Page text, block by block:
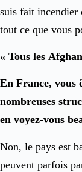
suis fait incendier
tout ce que vous
« Tous les
En France, vous
nombreuses
en voyez-vous
Non, le pays est
peuvent parfois